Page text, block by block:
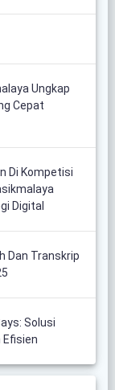
Ungkap
Cepat
Di Kompetisi
Digital
Dan Transkrip
Solusi
Efisien